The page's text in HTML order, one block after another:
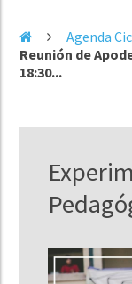
Agenda
Reunión de
18:30...